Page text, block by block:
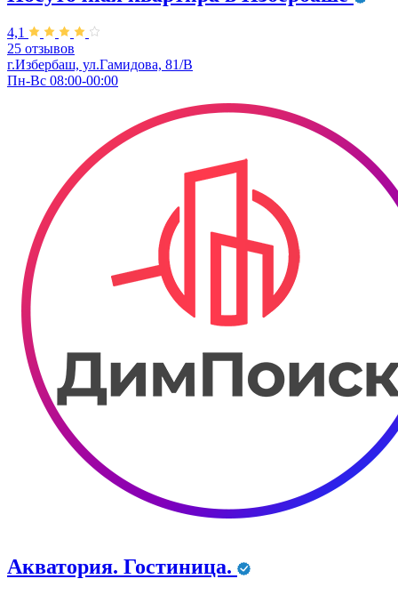
4,1
25 отзывов
г.Избербаш, ул.Гамидова, 81/В
Пн-Вс 08:00-00:00
Акватория. Гостиница.